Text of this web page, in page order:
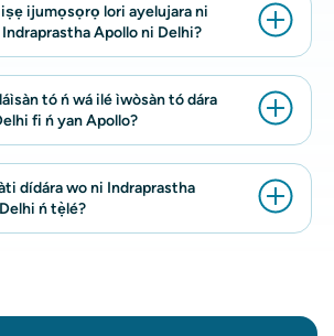
ijumọsọrọ lori ayelujara ni
Apollo ni Delhi?
tó ń wá ilé ìwòsàn tó dára
fi ń yan Apollo?
dídára wo ni Indraprastha
ń tẹ̀lé?